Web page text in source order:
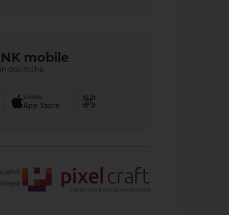
mobile
qosımsha
Júklew
App Store